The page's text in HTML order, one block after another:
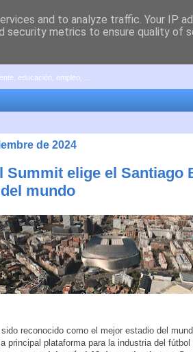
educación, empleo, ...
de 2024
Summit elige el Santiago
mundo
reconocido como el mejor estadio del
principal plataforma para la industria del fútbol
and to analyze traffic. Your IP
security metrics to ensure quality of